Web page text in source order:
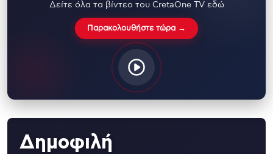
Δείτε όλα τα βίντεο του CretaOne TV εδώ
Παρακολουθήστε τώρα →
Δημοφιλή